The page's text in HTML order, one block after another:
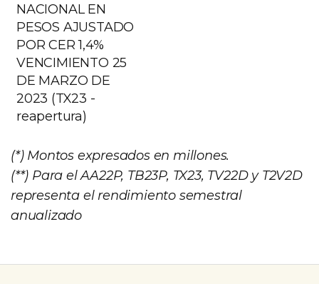
NACIONAL EN
PESOS AJUSTADO
POR CER 1,4%
VENCIMIENTO 25
DE MARZO DE
2023 (TX23 -
reapertura)
(*) Montos expresados en millones.
(**) Para el AA22P, TB23P, TX23, TV22D y T2V2D
representa el rendimiento semestral
anualizado